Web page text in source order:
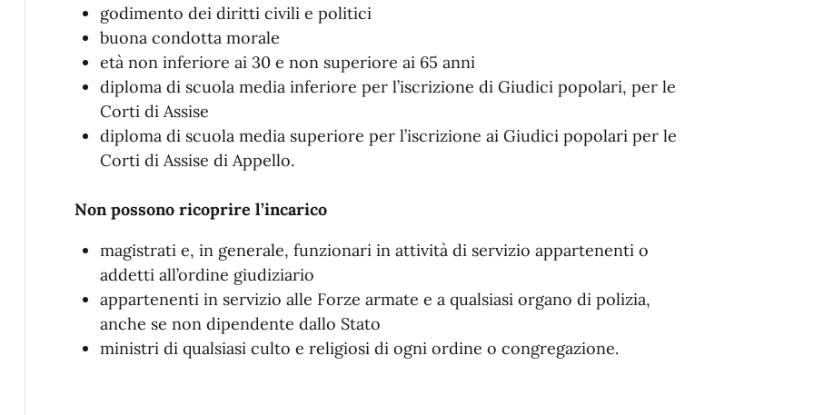
godimento dei diritti civili e politici
buona condotta morale
età non inferiore ai 30 e non superiore ai 65 anni
diploma di scuola media inferiore per l’iscrizione di Giudici popolari, per le
Corti di Assise
diploma di scuola media superiore per l’iscrizione ai Giudici popolari per le
Corti di Assise di Appello.
Non possono ricoprire l’incarico
magistrati e, in generale, funzionari in attività di servizio appartenenti o
addetti all’ordine giudiziario
appartenenti in servizio alle Forze armate e a qualsiasi organo di polizia,
anche se non dipendente dallo Stato
ministri di qualsiasi culto e religiosi di ogni ordine o congregazione.